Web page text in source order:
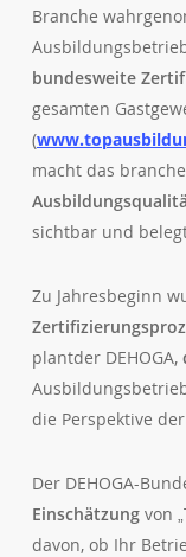
Branche
bundesweite
gesamten
(
macht das
sichtbar und
Zu Jahresbeginn
plantder DEHOGA,
die Perspektive
Der DEHOGA-
Einschätzungvon
davon, ob Ihr